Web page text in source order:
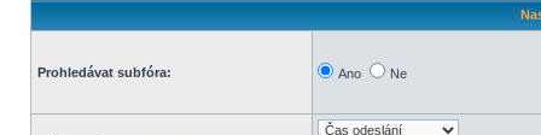
Prohledávat subfóra: Ano Ne